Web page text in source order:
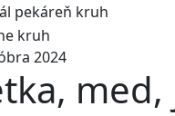
2024
med,